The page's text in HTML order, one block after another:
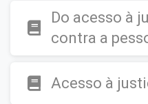
Do acesso à
contra a
Acesso à